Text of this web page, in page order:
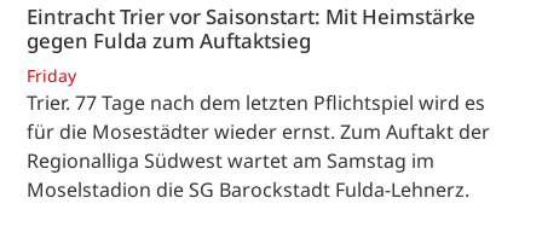
Eintracht Trier vor Saisonstart: Mit Heimstärke
gegen Fulda zum Auftaktsieg
Friday
Trier. 77 Tage nach dem letzten Pflichtspiel wird es
für die Mosestädter wieder ernst. Zum Auftakt der
Regionalliga Südwest wartet am Samstag im
Moselstadion die SG Barockstadt Fulda-Lehnerz.